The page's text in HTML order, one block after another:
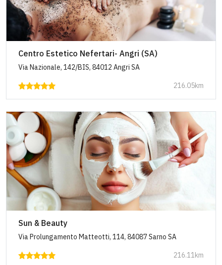
Centro Estetico Nefertari- Angri (SA)
Via Nazionale, 142/BIS, 84012 Angri SA
216.05km
Sun & Beauty
Via Prolungamento Matteotti, 114, 84087 Sarno SA
216.11km